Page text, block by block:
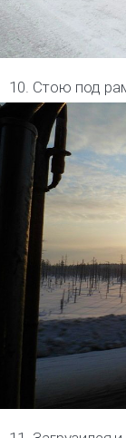
10. Стою под